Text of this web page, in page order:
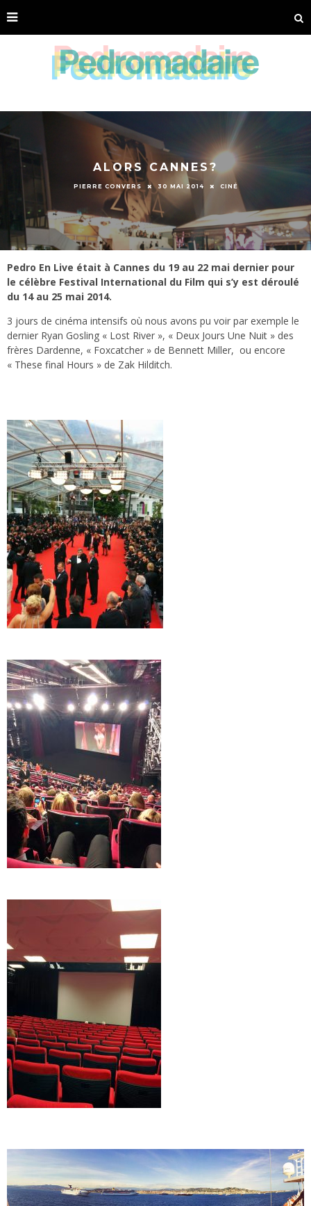
ALORS CANNES?
PIERRE CONVERS 30 MAI 2014 CINÉ
Pedro En Live était à Cannes du 19 au 22 mai dernier pour
le célèbre Festival International du Film qui s’y est déroulé
du 14 au 25 mai 2014.
3 jours de cinéma intensifs où nous avons pu voir par exemple le
dernier Ryan Gosling « Lost River », « Deux Jours Une Nuit » des
frères Dardenne, « Foxcatcher » de Bennett Miller, ou encore
« These final Hours » de Zak Hilditch.